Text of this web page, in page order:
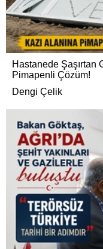
Hastanede Şaşırtan
Pimapenli Çözüm!
Dengi Çelik